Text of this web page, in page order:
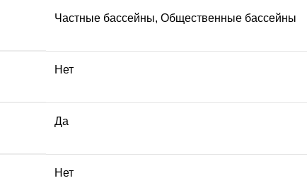
Частные бассейны, Общественные бассейны
Нет
Да
Нет